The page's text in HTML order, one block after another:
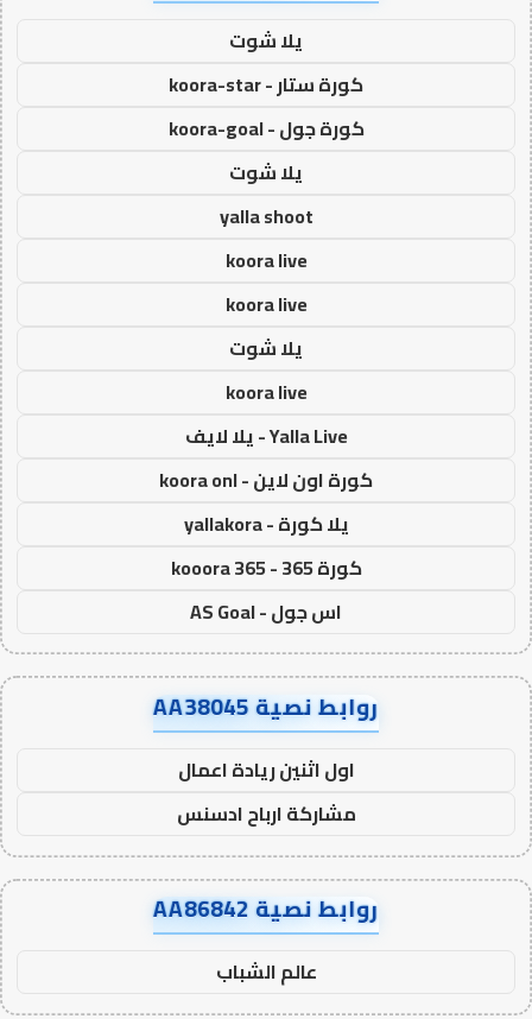
يلا شوت
كورة ستار - koora-star
كورة جول - koora-goal
يلا شوت
yalla shoot
koora live
koora live
يلا شوت
koora live
Yalla Live - يلا لايف
كورة اون لاين - koora onl
يلا كورة - yallakora
كورة 365 - kooora 365
اس جول - AS Goal
روابط نصية AA38045
اول اثنين ريادة اعمال
مشاركة ارباح ادسنس
روابط نصية AA86842
عالم الشباب